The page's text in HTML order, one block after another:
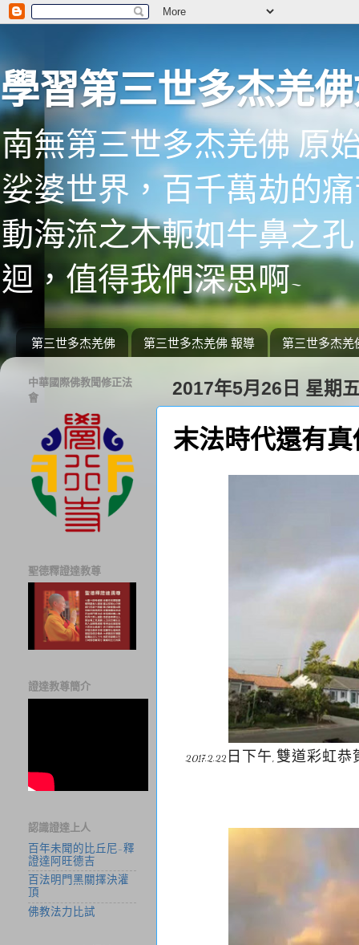
學習第三世多杰羌
南無第三世多杰羌佛 原
娑婆世界，百千萬劫的
動海流之木軛如牛鼻之
迴，值得我們深思啊~
第三世多杰羌佛 第三世多杰羌佛 報導 第三世多杰羌
2017年5月26日 星期
末法時代還有
2017.2.22 日下午,雙道彩虹恭
中華國際佛教聞修正法
會
聖德釋證達教尊
證達教尊簡介
認識證達上人
百年未聞的比丘尼-釋
證達阿旺德吉
百法明門黑關擇決灌
頂
佛教法力比試